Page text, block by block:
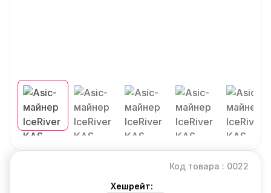
Код товара : 0022
Хешрейт: